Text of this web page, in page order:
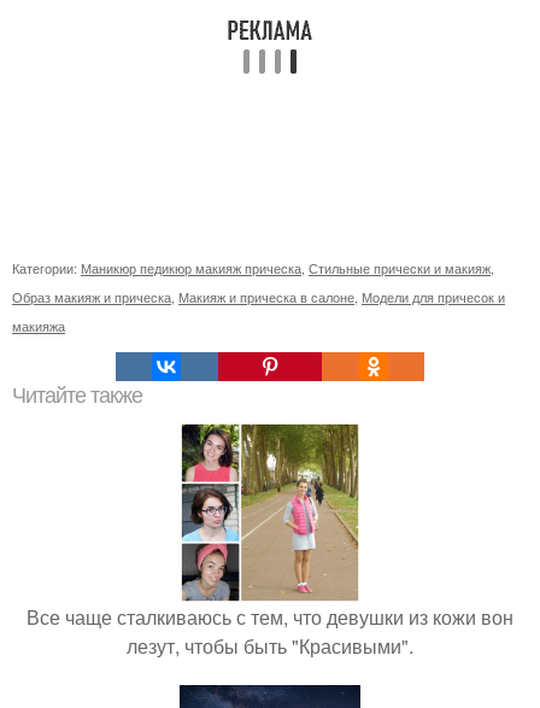
Категории: Маникюр педикюр макияж прическа, Стильные прически и макияж,
Образ макияж и прическа, Макияж и прическа в салоне, Модели для причесок и
макияжа
Читайте также
Все чаще сталкиваюсь с тем, что девушки из кожи вон
лезут, чтобы быть "Красивыми".